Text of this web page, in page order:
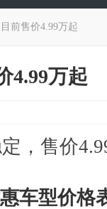
前售价4.99万起
4.99万起
，售价
车型价格